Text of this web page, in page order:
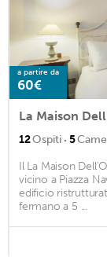
a partire da
60€
La Maison
12Ospiti · 5
Il La Maison
vicino a Piazza
edificio
fermano a 5 ...